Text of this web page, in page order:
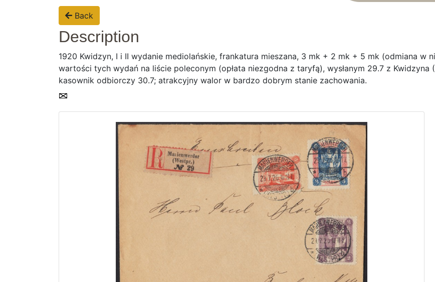
Back
Description
1920 Kwidzyn, I i II wydanie mediolańskie, frankatura mieszana, 3 mk + 2 mk + 5 mk (odmiana
wartości tych wydań na liście poleconym (opłata niezgodna z taryfą), wysłanym 29.7 z
kasownik odbiorczy 30.7; atrakcyjny walor w bardzo dobrym stanie zachowania.